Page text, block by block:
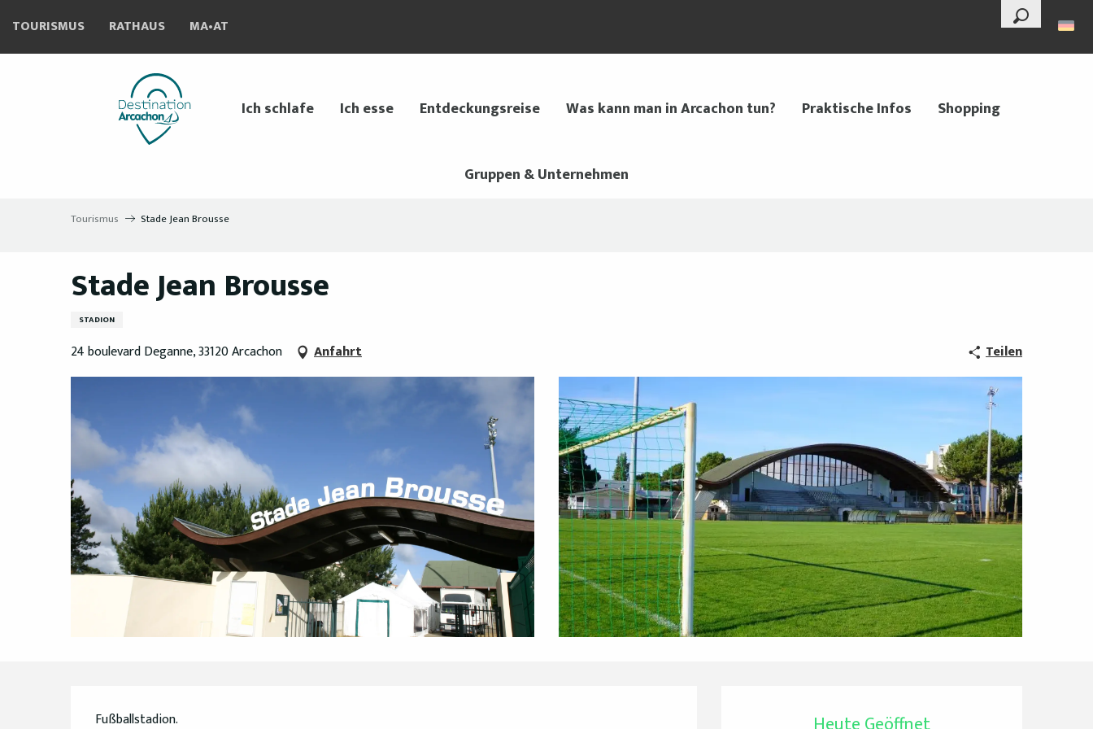
contenu
--°
Suche
TOURISMUS RATHAUS MA•AT
Ich schlafe Ich esse Entdeckungsreise Was kann man in Arcachon tun? Praktische Infos Shopping
Gruppen & Unternehmen
Tourismus Stade Jean Brousse
Stade Jean Brousse
STADION
24 boulevard Deganne, 33120 Arcachon Anfahrt Teilen
Öffnungszeiten &
Beschreibung
Fußballstadion.